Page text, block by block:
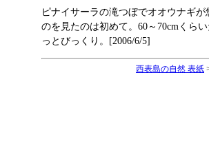
ピナイサーラの滝つぼでオオウナギ
のを見たのは初めて。60～70cmくら
っとびっくり。[2006/6/5]
西表島の自然 表紙